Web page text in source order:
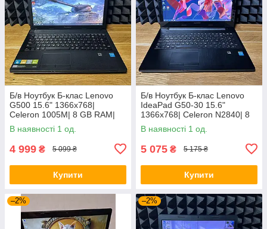
Б/в Ноутбук Б-клас Lenovo
G500 15.6" 1366x768|
Celeron 1005M| 8 GB RAM|
128 GB SSD| HD
В наявності 1 од.
4 999 ₴ 5 099 ₴
Купити
Б/в Ноутбук Б-клас Lenovo
IdeaPad G50-30 15.6"
1366x768| Celeron N2840| 8
GB RAM| 128 GB SSD| HD
В наявності 1 од.
5 075 ₴ 5 175 ₴
Купити
–2% –2%